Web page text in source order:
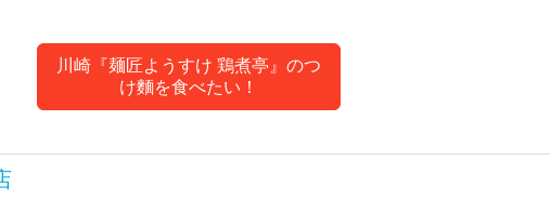
川崎『麺匠ようすけ 鶏煮亭』のつ
け麵を食べたい！